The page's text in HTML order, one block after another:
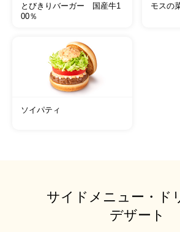
とびきりバーガー 国産牛1
00％
モスの
ソイパティ
サイドメニュー・ド
デザート